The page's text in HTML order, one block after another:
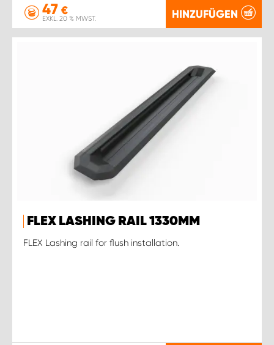
47 €
EXKL. 20 % MWST. HINZUFÜGEN
FLEX LASHING RAIL 1330MM
FLEX Lashing rail for flush installation.